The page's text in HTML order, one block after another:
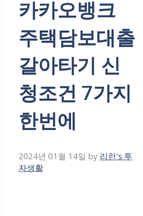
카카오뱅크
주택담보대출
갈아타기 신
청조건 7가지
한번에
2024년 01월 14일 by 리런's 투
자생활